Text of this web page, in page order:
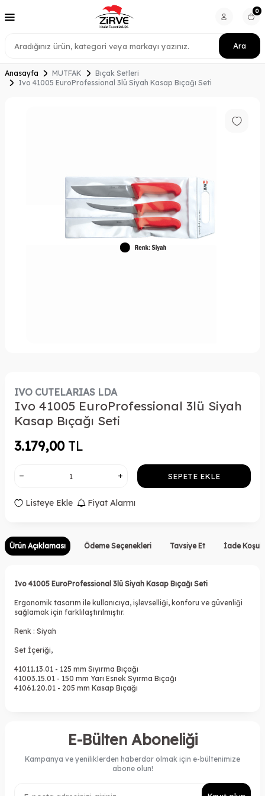
Ara
0
Anasayfa MUTFAK
Bıçak Setleri
Ivo 41005 EuroProfessional 3lü Siyah Kasap Bıçağı Seti
IVO CUTELARIAS LDA
Ivo 41005 EuroProfessional 3lü Siyah
Kasap Bıçağı Seti
3.179,00TL
SEPETE EKLE
Listeye Ekle Fiyat Alarmı
Ürün Açıklaması Ödeme Seçenekleri Tavsiye Et İade
Ivo 41005 EuroProfessional 3lü Siyah Kasap Bıçağı Seti
Ergonomik tasarım ile kullanıcıya, işlevselliği, konforu ve güvenliği
sağlamak için farklılaştırılmıştır.
Renk : Siyah
Set İçeriği,
41011.13.01 - 125 mm Sıyırma Bıçağı
41003.15.01 - 150 mm Yarı Esnek Syırma Bıçağı
41061.20.01 - 205 mm Kasap Bıçağı
E-Bülten Aboneliği
Kampanya ve yeniliklerden haberdar olmak için e-bültenimize
abone olun!